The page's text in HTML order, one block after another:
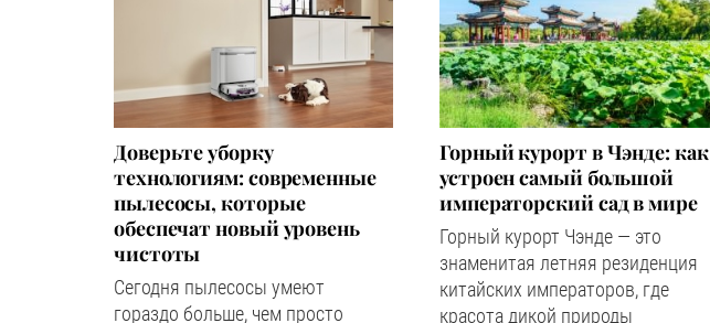
Доверьте уборку
технологиям: современные
пылесосы, которые
обеспечат новый уровень
чистоты
Сегодня пылесосы умеют
гораздо больше, чем просто
Горный курорт в Чэнде: как
устроен самый большой
императорский сад в мире
Горный курорт Чэнде — это
знаменитая летняя резиденция
китайских императоров, где
красота дикой природы